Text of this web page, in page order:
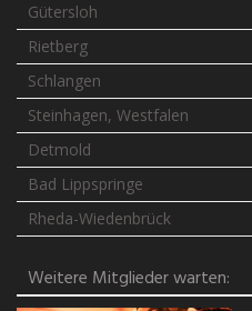
Gütersloh
Rietberg
Schlangen
Steinhagen, Westfalen
Detmold
Bad Lippspringe
Rheda-Wiedenbrück
Weitere Mitglieder warten: